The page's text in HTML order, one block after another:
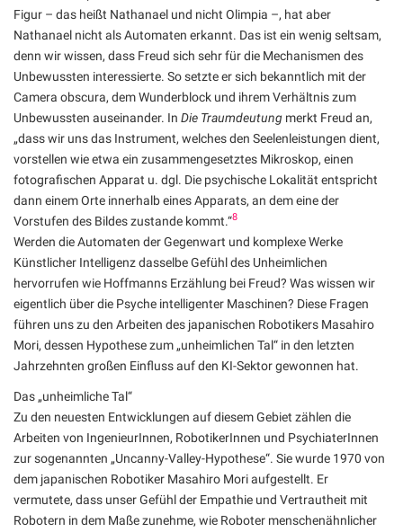
Figur – das heißt Nathanael und nicht Olimpia –, hat aber
Nathanael nicht als Automaten erkannt. Das ist ein wenig seltsam,
denn wir wissen, dass Freud sich sehr für die Mechanismen des
Unbewussten interessierte. So setzte er sich bekanntlich mit der
Camera obscura, dem Wunderblock und ihrem Verhältnis zum
Unbewussten auseinander. In Die Traumdeutung merkt Freud an,
„dass wir uns das Instrument, welches den Seelenleistungen dient,
vorstellen wie etwa ein zusammengesetztes Mikroskop, einen
fotografischen Apparat u. dgl. Die psychische Lokalität entspricht
dann einem Orte innerhalb eines Apparats, an dem eine der
Vorstufen des Bildes zustande kommt.“8
Werden die Automaten der Gegenwart und komplexe Werke
Künstlicher Intelligenz dasselbe Gefühl des Unheimlichen
hervorrufen wie Hoffmanns Erzählung bei Freud? Was wissen wir
eigentlich über die Psyche intelligenter Maschinen? Diese Fragen
führen uns zu den Arbeiten des japanischen Robotikers Masahiro
Mori, dessen Hypothese zum „unheimlichen Tal“ in den letzten
Jahrzehnten großen Einfluss auf den KI-Sektor gewonnen hat.
Das „unheimliche Tal“
Zu den neuesten Entwicklungen auf diesem Gebiet zählen die
Arbeiten von IngenieurInnen, RobotikerInnen und PsychiaterInnen
zur sogenannten „Uncanny-Valley-Hypothese“. Sie wurde 1970 von
dem japanischen Robotiker Masahiro Mori aufgestellt. Er
vermutete, dass unser Gefühl der Empathie und Vertrautheit mit
Robotern in dem Maße zunehme, wie Roboter menschenähnlicher